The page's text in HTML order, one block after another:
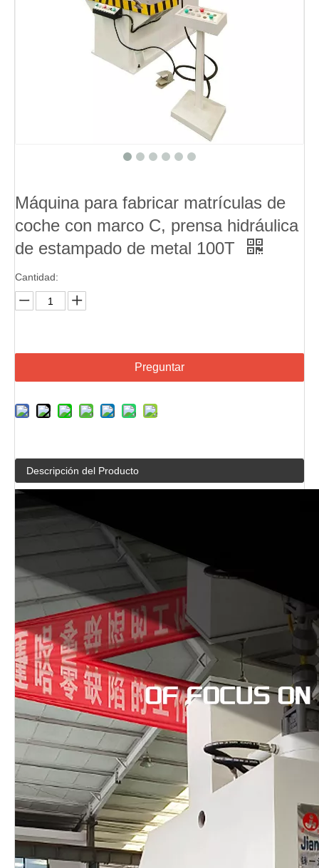
Máquina para fabricar matrículas de
coche con marco C, prensa hidráulica
de estampado de metal 100T
Cantidad:
Preguntar
Descripción del Producto